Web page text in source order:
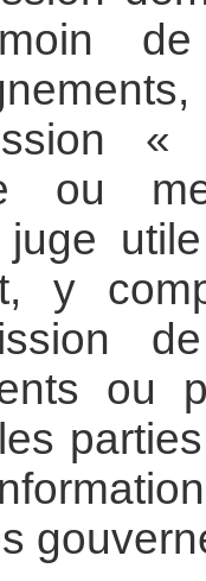
de
ou
juge
y
ou